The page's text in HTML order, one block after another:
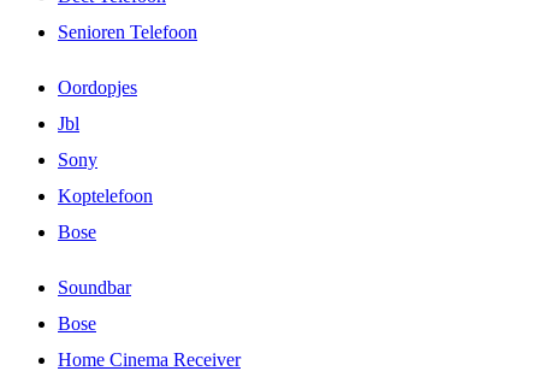
Senioren Telefoon
Oordopjes
Jbl
Sony
Koptelefoon
Bose
Soundbar
Bose
Home Cinema Receiver